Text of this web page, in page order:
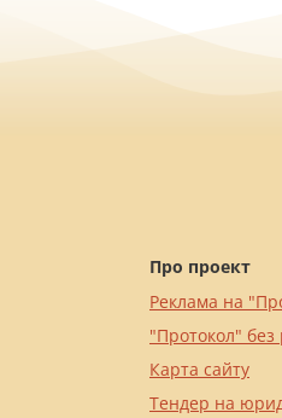
Про проект
Реклама на
"Протокол" без
Карта сайту
Тендер на